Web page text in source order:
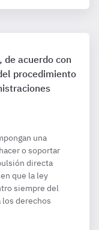
de acuerdo con
procedimiento
una
o soportar
directa
que la ley
siempre del
los derechos